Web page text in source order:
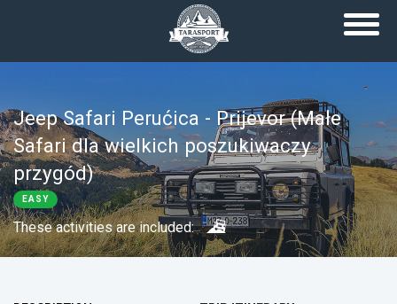
Jeep Safari Perućica - Prijevor (Małe
Safari dla wielkich poszukiwaczy
przygód)
EASY
These activities are included: